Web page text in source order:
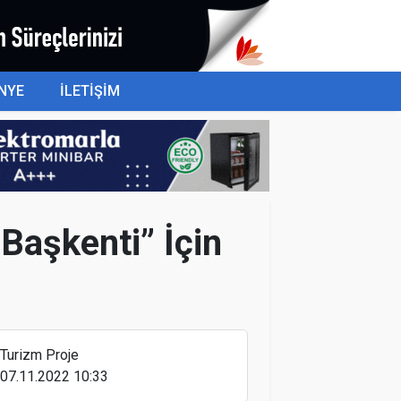
İLETİŞİM
İçin
Turizm Proje
07.11.2022 10:33
THY İstanbul-Juba seferlerine
“2024 yılı itibarıyla 2 yıllık süreçte